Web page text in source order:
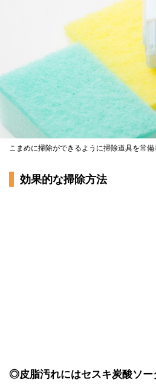
こまめに掃除ができるように掃除道具を常
効果的な掃除方法
◎皮脂汚れにはセスキ炭酸ソー